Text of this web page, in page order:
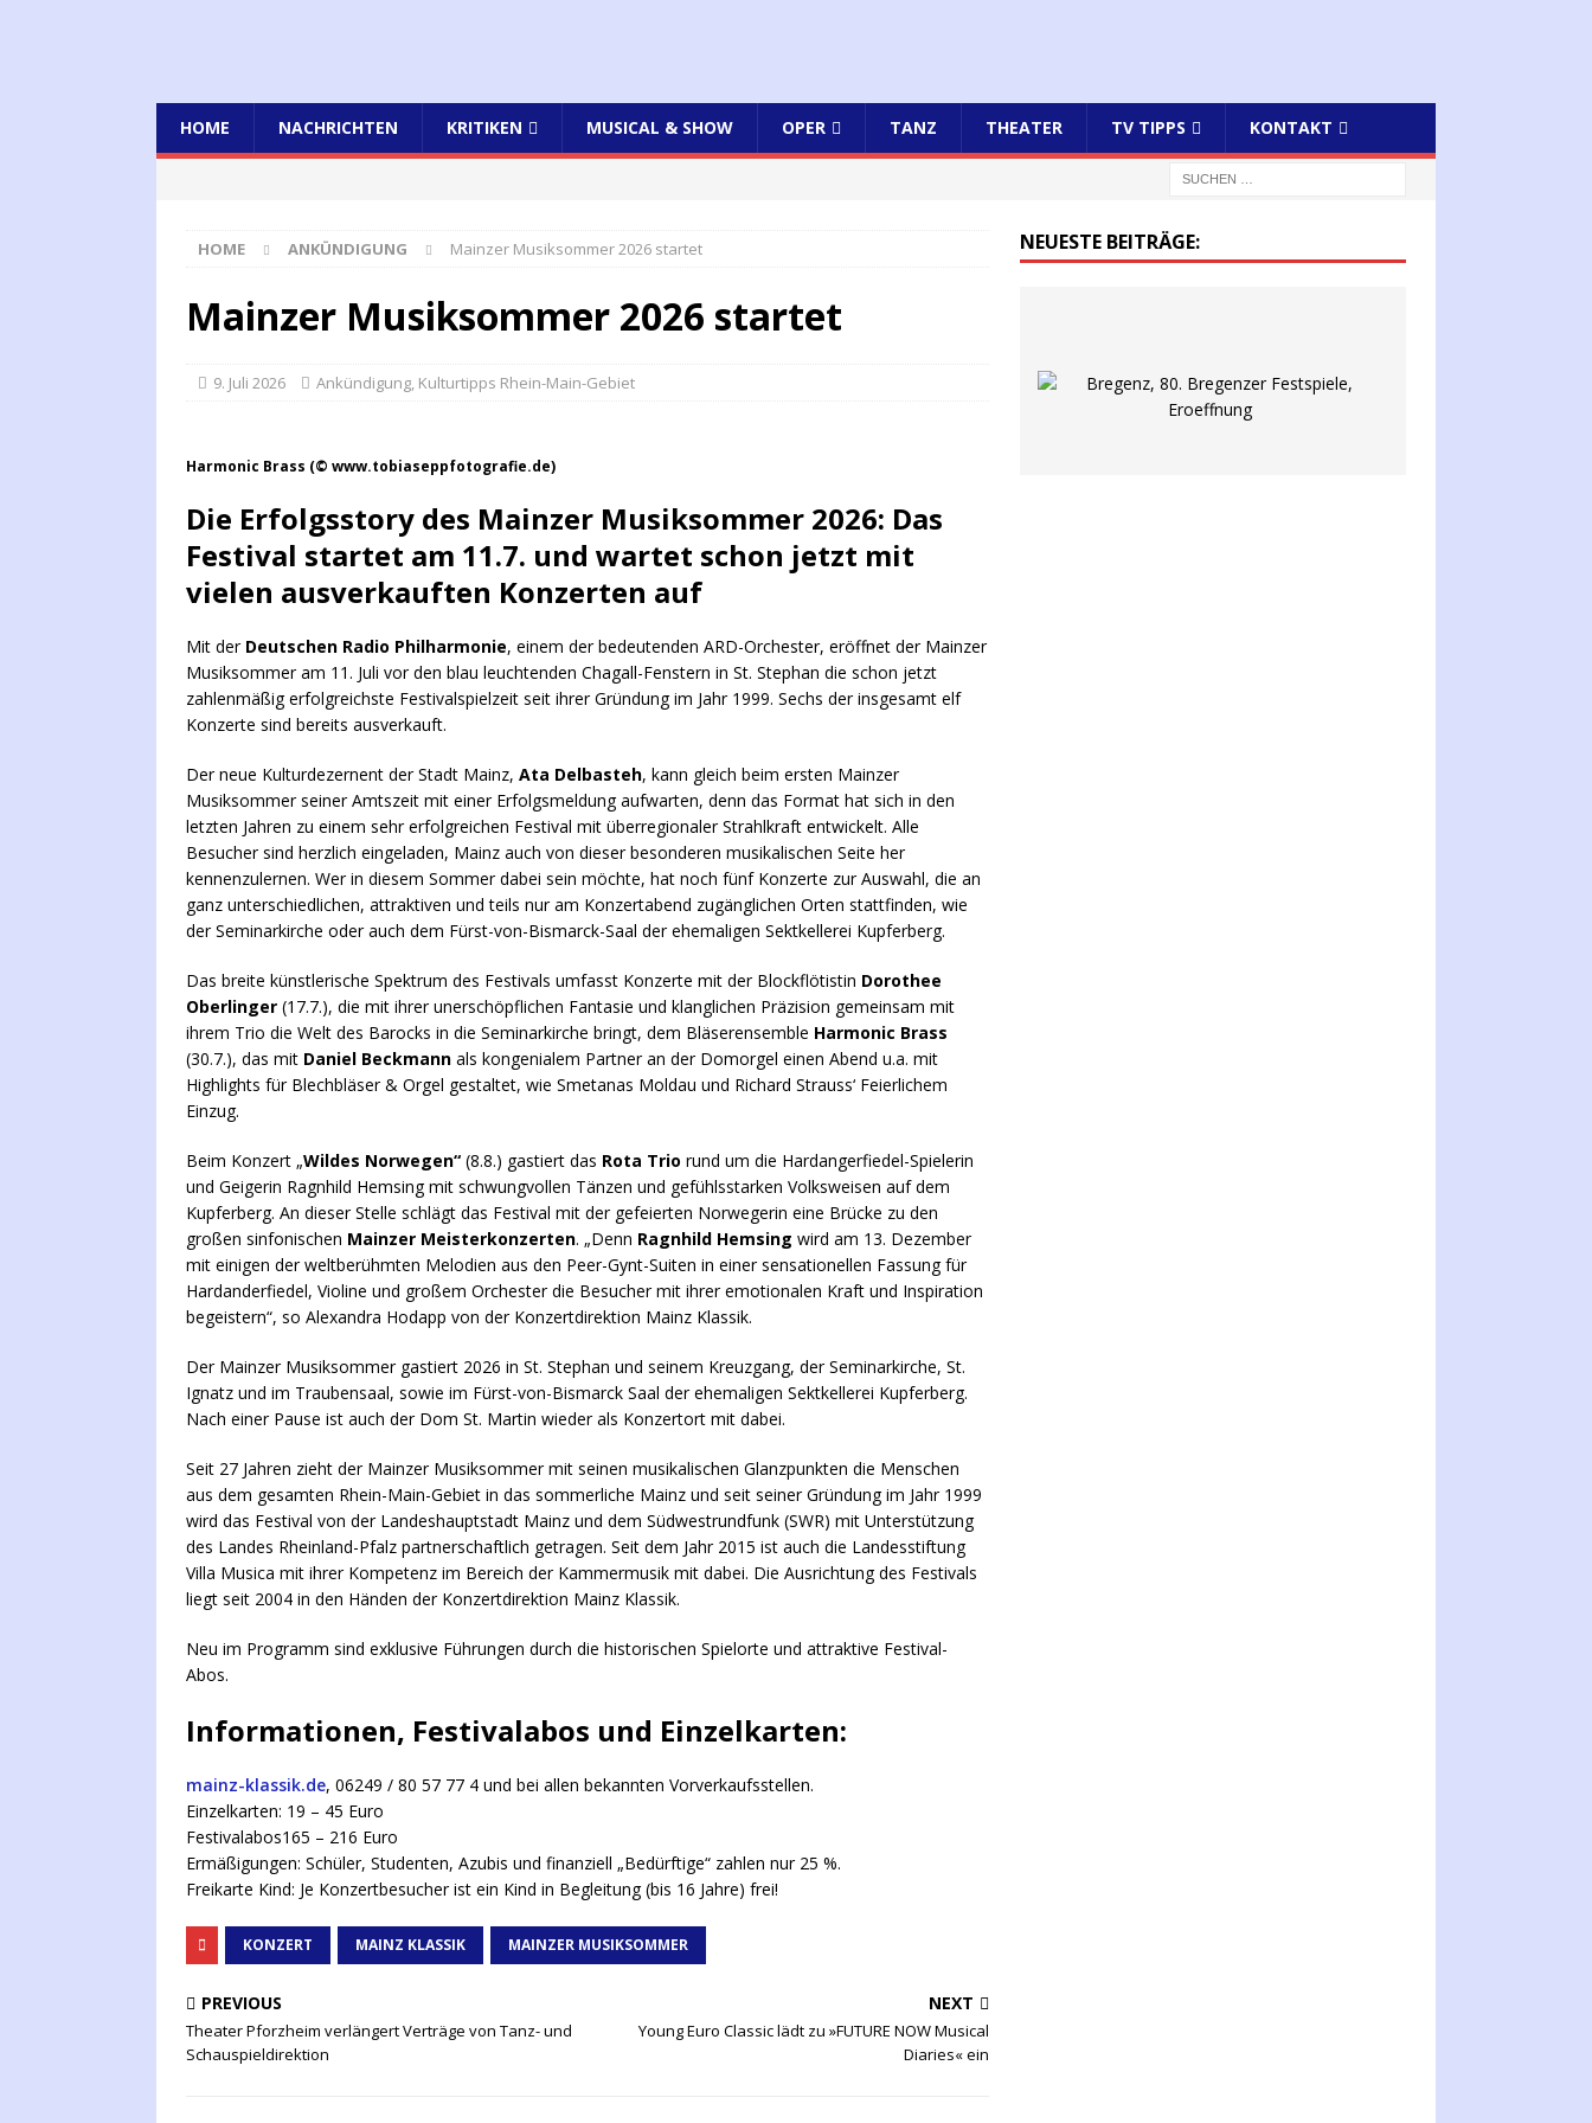
HOME NACHRICHTEN KRITIKEN MUSICAL & SHOW OPER TANZ THEATER TV TIPPS KONTAKT
HOME ANKÜNDIGUNG Mainzer Musiksommer 2026 startet
Mainzer Musiksommer 2026 startet
9. Juli 2026 Ankündigung, Kulturtipps Rhein-Main-Gebiet
Harmonic Brass (© www.tobiaseppfotografie.de)
Die Erfolgsstory des Mainzer Musiksommer 2026: Das
Festival startet am 11.7. und wartet schon jetzt mit
vielen ausverkauften Konzerten auf
Mit der Deutschen Radio Philharmonie, einem der bedeutenden ARD-Orchester, eröffnet der Mainzer
Musiksommer am 11. Juli vor den blau leuchtenden Chagall-Fenstern in St. Stephan die schon jetzt
zahlenmäßig erfolgreichste Festivalspielzeit seit ihrer Gründung im Jahr 1999. Sechs der insgesamt elf
Konzerte sind bereits ausverkauft.
Der neue Kulturdezernent der Stadt Mainz, Ata Delbasteh, kann gleich beim ersten Mainzer
Musiksommer seiner Amtszeit mit einer Erfolgsmeldung aufwarten, denn das Format hat sich in den
letzten Jahren zu einem sehr erfolgreichen Festival mit überregionaler Strahlkraft entwickelt. Alle
Besucher sind herzlich eingeladen, Mainz auch von dieser besonderen musikalischen Seite her
kennenzulernen. Wer in diesem Sommer dabei sein möchte, hat noch fünf Konzerte zur Auswahl, die an
ganz unterschiedlichen, attraktiven und teils nur am Konzertabend zugänglichen Orten stattfinden, wie
der Seminarkirche oder auch dem Fürst-von-Bismarck-Saal der ehemaligen Sektkellerei Kupferberg.
Das breite künstlerische Spektrum des Festivals umfasst Konzerte mit der Blockflötistin Dorothee
Oberlinger (17.7.), die mit ihrer unerschöpflichen Fantasie und klanglichen Präzision gemeinsam mit
ihrem Trio die Welt des Barocks in die Seminarkirche bringt, dem Bläserensemble Harmonic Brass
(30.7.), das mit Daniel Beckmann als kongenialem Partner an der Domorgel einen Abend u.a. mit
Highlights für Blechbläser & Orgel gestaltet, wie Smetanas Moldau und Richard Strauss‘ Feierlichem
Einzug.
Beim Konzert „Wildes Norwegen“ (8.8.) gastiert das Rota Trio rund um die Hardangerfiedel-Spielerin
und Geigerin Ragnhild Hemsing mit schwungvollen Tänzen und gefühlsstarken Volksweisen auf dem
Kupferberg. An dieser Stelle schlägt das Festival mit der gefeierten Norwegerin eine Brücke zu den
großen sinfonischen Mainzer Meisterkonzerten. „Denn Ragnhild Hemsing wird am 13. Dezember
mit einigen der weltberühmten Melodien aus den Peer-Gynt-Suiten in einer sensationellen Fassung für
Hardanderfiedel, Violine und großem Orchester die Besucher mit ihrer emotionalen Kraft und Inspiration
begeistern“, so Alexandra Hodapp von der Konzertdirektion Mainz Klassik.
Der Mainzer Musiksommer gastiert 2026 in St. Stephan und seinem Kreuzgang, der Seminarkirche, St.
Ignatz und im Traubensaal, sowie im Fürst-von-Bismarck Saal der ehemaligen Sektkellerei Kupferberg.
Nach einer Pause ist auch der Dom St. Martin wieder als Konzertort mit dabei.
Seit 27 Jahren zieht der Mainzer Musiksommer mit seinen musikalischen Glanzpunkten die Menschen
aus dem gesamten Rhein-Main-Gebiet in das sommerliche Mainz und seit seiner Gründung im Jahr 1999
wird das Festival von der Landeshauptstadt Mainz und dem Südwestrundfunk (SWR) mit Unterstützung
des Landes Rheinland-Pfalz partnerschaftlich getragen. Seit dem Jahr 2015 ist auch die Landesstiftung
Villa Musica mit ihrer Kompetenz im Bereich der Kammermusik mit dabei. Die Ausrichtung des Festivals
liegt seit 2004 in den Händen der Konzertdirektion Mainz Klassik.
Neu im Programm sind exklusive Führungen durch die historischen Spielorte und attraktive Festival-
Abos.
Informationen, Festivalabos und Einzelkarten:
mainz-klassik.de, 06249 / 80 57 77 4 und bei allen bekannten Vorverkaufsstellen.
Einzelkarten: 19 – 45 Euro
Festivalabos165 – 216 Euro
Ermäßigungen: Schüler, Studenten, Azubis und finanziell „Bedürftige“ zahlen nur 25 %.
Freikarte Kind: Je Konzertbesucher ist ein Kind in Begleitung (bis 16 Jahre) frei!
KONZERT MAINZ KLASSIK MAINZER MUSIKSOMMER
PREVIOUS
Theater Pforzheim verlängert Verträge von Tanz- und
Schauspieldirektion
NEXT
Young Euro Classic lädt zu »FUTURE NOW Musical
Diaries« ein
NEUESTE BEITRÄGE: